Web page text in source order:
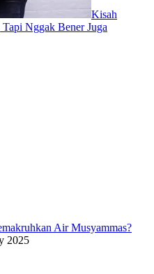
Kisah
Nggak Bener Juga
Air Musyammas?
2025